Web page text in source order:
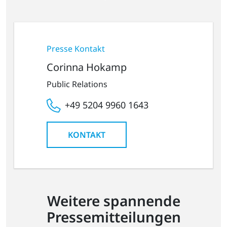
Presse Kontakt
Corinna Hokamp
Public Relations
+49 5204 9960 1643
KONTAKT
Weitere spannende
Pressemitteilungen